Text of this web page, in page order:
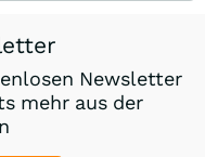
Newsletter
mehr aus der